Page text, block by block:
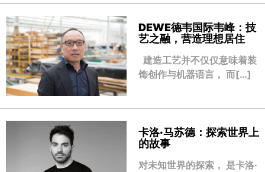
DEWE德韦国际韦峰：技
艺之融，营造理想居住
建造工艺并不仅仅意味着装
饰创作与机器语言， 而[…]
卡洛·马苏德：探索世界上
的故事
对未知世界的探索， 是卡洛·